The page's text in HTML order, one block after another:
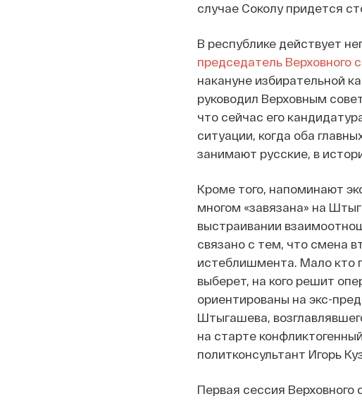
случае Соколу придется
В республике действует
председатель Верховного
накануне избирательной
руководил Верховным
что сейчас его
ситуации, когда оба
занимают русские, в
Кроме того, напоминают
многом «завязана» на
выстраивании
связано с тем, что смена
истеблишмента. Мало кто
выберет, на кого решит
ориентированы на экс-
Штыгашева,
на старте
политконсультант Игорь
Первая сессия Верховного